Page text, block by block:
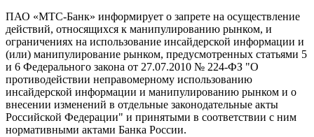
ПАО «МТС-Банк» информирует о запрете на осуществление
действий, относящихся к манипулированию рынком, и
ограничениях на использование инсайдерской информации и
(или) манипулирование рынком, предусмотренных статьями 5
и 6 Федерального закона от 27.07.2010 № 224-ФЗ "О
противодействии неправомерному использованию
инсайдерской информации и манипулированию рынком и о
внесении изменений в отдельные законодательные акты
Российской Федерации" и принятыми в соответствии с ним
нормативными актами Банка России.